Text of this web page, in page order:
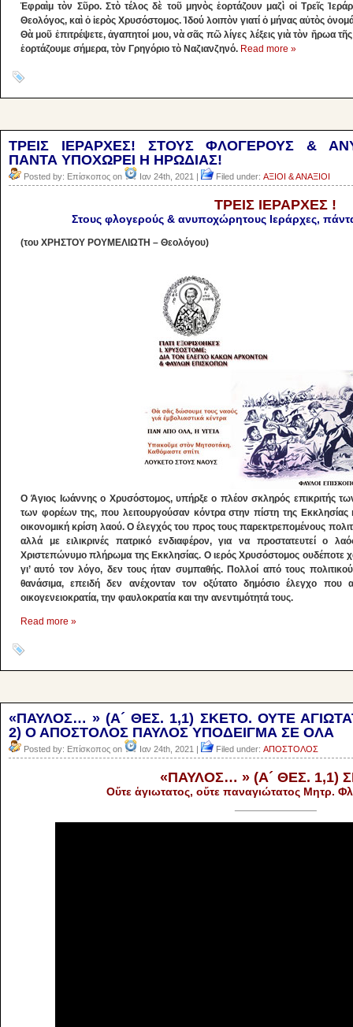
Ἐφραὶμ τὸν Σῦρο. Στὸ τέλος δὲ τοῦ μηνὸς ἑορτάζουν μαζὶ οἱ Τρεῖς
Θεολόγος, καὶ ὁ ἱερὸς Χρυσόστομος. Ἰδού λοιπὸν γιατί ὁ μήνας αὐτὸς
Θὰ μοῦ ἐπιτρέψετε, ἀγαπητοί μου, νὰ σᾶς πῶ λίγες λέξεις γιὰ τὸν ἥρωα
ἑορτάζουμε σήμερα, τὸν Γρηγόριο τὸ Ναζιανζηνό. Read more »
ΤΡΕΙΣ ΙΕΡΑΡΧΕΣ! ΣΤΟΥΣ ΦΛΟΓΕΡΟΥΣ &
ΠΑΝΤΑ ΥΠΟΧΩΡΕI Η ΗΡΩΔΙΑΣ!
Posted by: Επίσκοπος on Ιαν 24th, 2021 | Filed under: ΑΞΙΟΙ & ΑΝΑΞΙΟΙ
ΤΡΕΙΣ ΙΕΡΑΡΧΕΣ !
Στους φλογερούς & ανυποχώρητους Ιεράρχες,
(του ΧΡΗΣΤΟΥ ΡΟΥΜΕΛΙΩΤΗ – Θεολόγου)
Ο Άγιος Ιωάννης ο Χρυσόστομος, υπήρξε ο πλέον σκληρός επικριτής
των φορέων της, που λειτουργούσαν κόντρα στην πίστη της
οικονομική κρίση λαού. Ο έλεγχός του προς τους παρεκτρεπομένους
αλλά με ειλικρινές πατρικό ενδιαφέρον, για να προστατευτεί ο
Χριστεπώνυμο πλήρωμα της Εκκλησίας. Ο ιερός Χρυσόστομος ουδέποτε
γι’ αυτό τον λόγο, δεν τους ήταν συμπαθής. Πολλοί από τους
θανάσιμα, επειδή δεν ανέχονταν τον οξύτατο δημόσιο έλεγχο
οικογενειοκρατία, την φαυλοκρατία και την ανεντιμότητά τους.
Read more »
«ΠΑΥΛΟΣ… » (Α´ ΘΕΣ. 1,1) ΣΚΕΤΟ. ΟΥΤΕ
2) Ο ΑΠΟΣΤΟΛΟΣ ΠΑΥΛΟΣ ΥΠΟΔΕΙΓΜΑ ΣΕ ΟΛΑ
Posted by: Επίσκοπος on Ιαν 24th, 2021 | Filed under: ΑΠΟΣΤΟΛΟΣ
«ΠΑΥΛΟΣ… » (Α´ ΘΕΣ. 1,1)
Οὔτε ἁγιωτατος, οὔτε παναγιώτατος Μητρ.